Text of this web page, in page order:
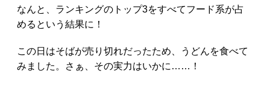
なんと、ランキングのトップ3をすべてフード系が占
めるという結果に！
この日はそばが売り切れだったため、うどんを食べて
みました。さぁ、その実力はいかに……！